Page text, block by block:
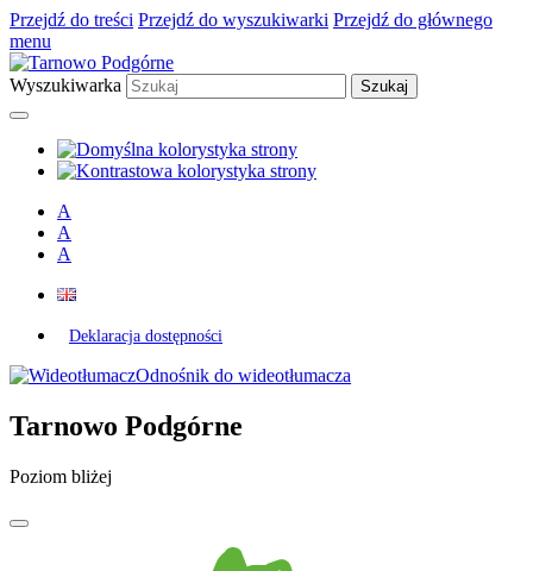
Przejdź do treści Przejdź do wyszukiwarki Przejdź do głównego
menu
Wyszukiwarka
A
A
A
Deklaracja dostępności
Odnośnik do wideotłumacza
Tarnowo Podgórne
Poziom bliżej